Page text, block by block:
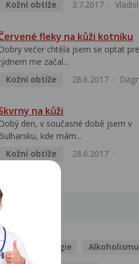
Kožní obtíže
3.7.2017
fleky na kůži kotníku
Dobry večer chtěla jsem se optat
me začal...
Kožní obtíže
28.6.2017
na kůži
Dobý den, v současné době jsem v
Bulharsku, kde mám...
Kožní obtíže
28.6.2017
Kašel Alergie